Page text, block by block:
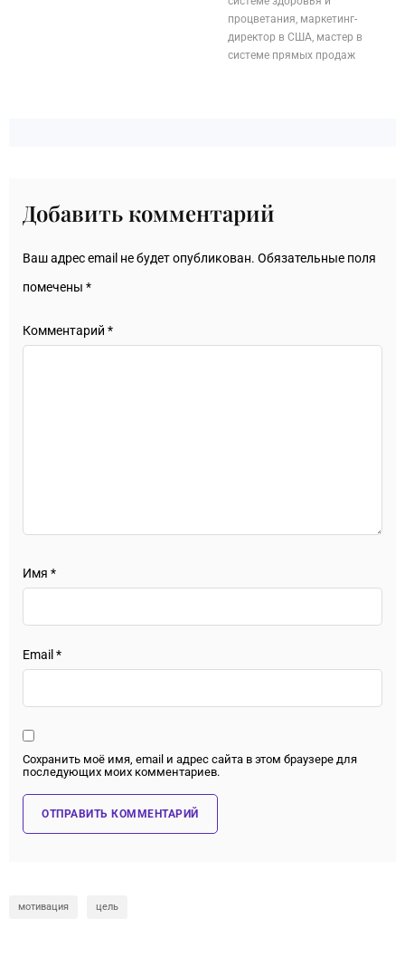
процветания, маркетинг-
директор в США, мастер в
системе прямых продаж
Добавить комментарий
Ваш адрес email не будет опубликован. Обязательные поля
помечены *
Комментарий *
Имя *
Email *
Сохранить моё имя, email и адрес сайта в этом браузере для
последующих моих комментариев.
мотивация цель